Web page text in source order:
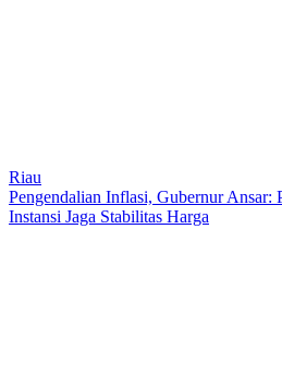
Riau
Pengendalian Inflasi, Gubernur Ansar:
Instansi Jaga Stabilitas Harga